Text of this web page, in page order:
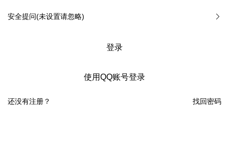
安全提问(未设置请忽略)
登录
使用QQ账号登录
找回密码
还没有注册？